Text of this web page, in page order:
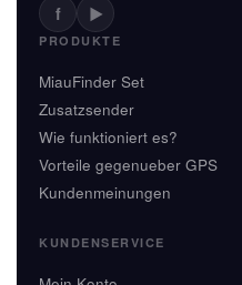
f ▶
PRODUKTE
MiauFinder Set
Zusatzsender
Wie funktioniert es?
Vorteile gegenueber GPS
Kundenmeinungen
KUNDENSERVICE